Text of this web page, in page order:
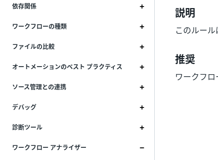
依存関係
ワークフローの種類
ファイルの比較
オートメーションのベスト プラクティス
ソース管理との連携
デバッグ
診断ツール
ワークフロー アナライザー
説明
このルー
推奨
ワークフ